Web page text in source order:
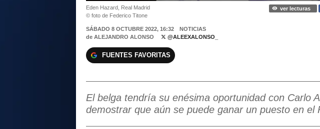
Eden Hazard, Real Madrid
© foto de Federico Titone
ver lecturas
SÁBADO 8 OCTUBRE 2022, 16:32
NOTICIAS
de ALEJANDRO ALONSO @ALEEXALONSO_
FUENTES FAVORITAS
El belga tendría su enésima oportunidad con Carlo
demostrar que aún se puede ganar un puesto en el